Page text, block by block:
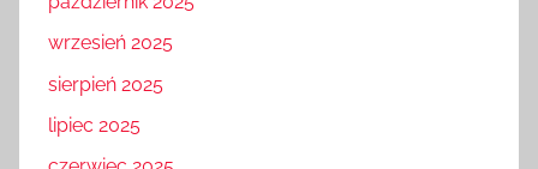
wrzesień 2025
sierpień 2025
lipiec 2025